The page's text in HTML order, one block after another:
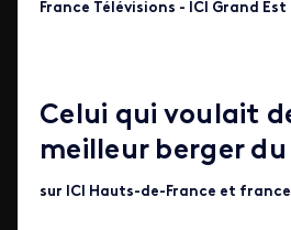
France Télévisions - ICI Grand Est
Celui qui voulait
meilleur berger
sur ICI Hauts-de-France et